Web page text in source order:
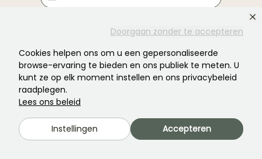
Doorgaan zonder te accepteren
Cookies helpen ons om u een gepersonaliseerde
browse-ervaring te bieden en ons publiek te meten. U
kunt ze op elk moment instellen en ons privacybeleid
raadplegen.
Lees ons beleid
Instellingen Accepteren
Abonneren →
Dit formulier wordt beschermd door reCAPTCHA: u kunt het privacybeleiden
de gebruiksvoorwaardenraadplegen.